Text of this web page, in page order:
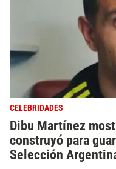
CELEBRIDADES
Dibu Martínez
construyó para
Selección